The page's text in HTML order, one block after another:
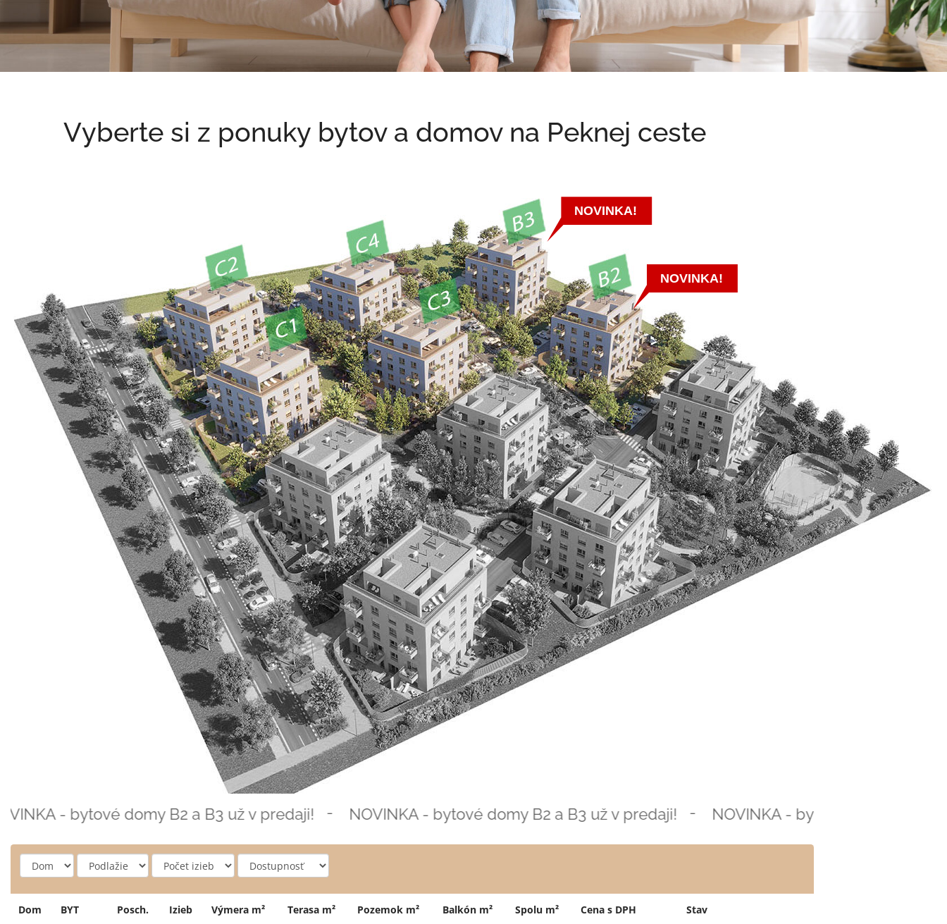
Vyberte si z ponuky bytov a domov na Peknej ceste
- bytové domy B2 a B3 už v predaji! - NOVINKA - bytové domy B2 a B3 už v predaji! - NOVINKA - bytové domy B2 a B3
Dom Podlažie Počet izieb Dostupnosť
Dom BYT Posch. Izieb Výmera m² Terasa m² Pozemok m² Balkón m² Spolu m² Cena s DPH Stav